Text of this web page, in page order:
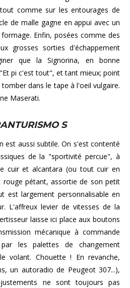
comme sur les entourages de
de malle gagne en appui avec un
Enfin, posées comme des
grosses sorties d'échappement
que la Signorina, en bonne
pi c'est tout", et tant mieux; point
dans le tape à l'oeil vulgaire.
Maserati.
S
est aussi subtile. On s'est contenté
de la "sportivité percue", à
cuir et alcantara (ou tout cuir en
pétant, assortie de son petit
est largement personnalisable en
L'affreux levier de vitesses de la
laisse ici place aux boutons
mécanique à commande
par les palettes de changement
volant. Chouette ! En revanche,
un autoradio de Peugeot 307...),
ne sont toujours pas